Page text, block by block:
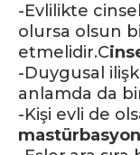
-Evlilikte
olursa olsun
etmelidir.C
-Duygusal
anlamda da
-Kişi evli de
mastürbasyon